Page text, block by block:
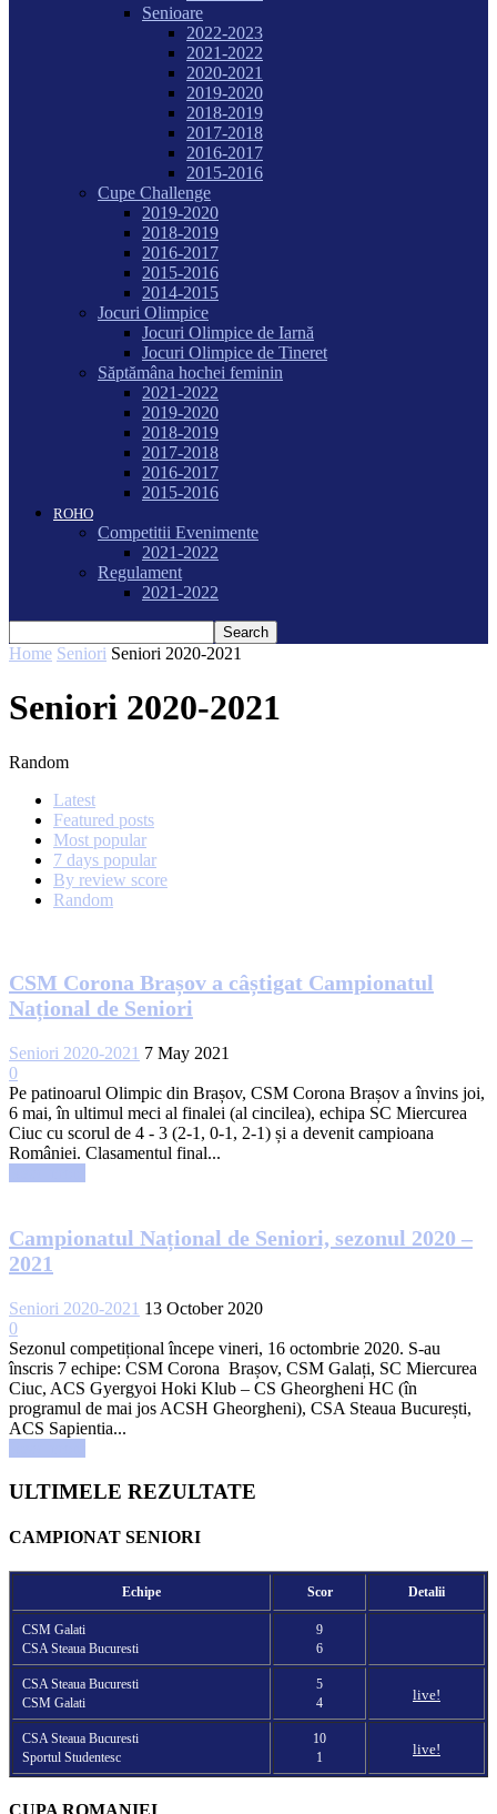
Senioare
2022-2023
2021-2022
2020-2021
2019-2020
2018-2019
2017-2018
2016-2017
2015-2016
Cupe Challenge
2019-2020
2018-2019
2016-2017
2015-2016
2014-2015
Jocuri Olimpice
Jocuri Olimpice de Iarnă
Jocuri Olimpice de Tineret
Săptămâna hochei feminin
2021-2022
2019-2020
2018-2019
2017-2018
2016-2017
2015-2016
ROHO
Competitii Evenimente
2021-2022
Regulament
2021-2022
Home Seniori Seniori 2020-2021
Seniori 2020-2021
Random
Latest
Featured posts
Most popular
7 days popular
By review score
Random
CSM Corona Brașov a câștigat Campionatul
Național de Seniori
Seniori 2020-2021 7 May 2021
0
Pe patinoarul Olimpic din Brașov, CSM Corona Brașov a învins joi,
6 mai, în ultimul meci al finalei (al cincilea), echipa SC Miercurea
Ciuc cu scorul de 4 - 3 (2-1, 0-1, 2-1) și a devenit campioana
României. Clasamentul final...
Campionatul Național de Seniori, sezonul 2020 –
2021
Seniori 2020-2021 13 October 2020
0
Sezonul competițional începe vineri, 16 octombrie 2020. S-au
înscris 7 echipe: CSM Corona Brașov, CSM Galați, SC Miercurea
Ciuc, ACS Gyergyoi Hoki Klub – CS Gheorgheni HC (în
programul de mai jos ACSH Gheorgheni), CSA Steaua București,
ACS Sapientia...
ULTIMELE REZULTATE
CAMPIONAT SENIORI
Echipe Scor Detalii
CSM Galati
CSA Steaua Bucuresti
9
6
CSA Steaua Bucuresti
CSM Galati
5
4
live!
CSA Steaua Bucuresti
Sportul Studentesc
10
1
live!